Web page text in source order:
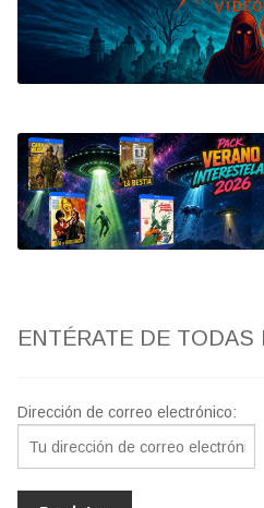
Bluray
Clasificada S
artwork
fantaterror
Jesús Franco
ENTÉRATE DE TODAS
Dirección de correo electrónico: